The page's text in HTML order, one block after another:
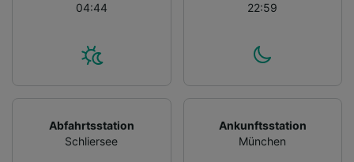
04:44
22:59
Abfahrtsstation
Schliersee
Ankunftsstation
München